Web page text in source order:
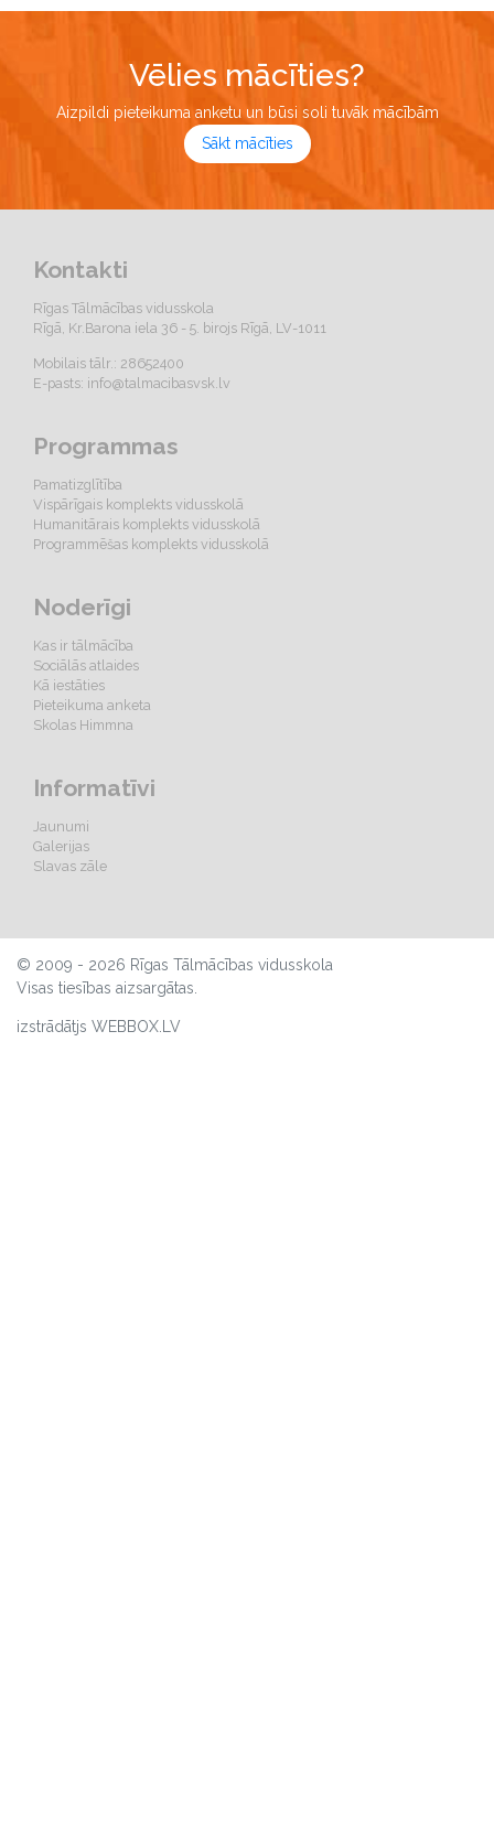
Vēlies mācīties?
Aizpildi pieteikuma anketu un būsi soli tuvāk mācībām
Sākt mācīties
Kontakti
Rīgas Tālmācības vidusskola
Rīgā, Kr.Barona iela 36 - 5. birojs Rīgā, LV-1011
Mobilais tālr.: 28652400
E-pasts: info@talmacibasvsk.lv
Programmas
Pamatizglītība
Vispārīgais komplekts vidusskolā
Humanitārais komplekts vidusskolā
Programmēšas komplekts vidusskolā
Noderīgi
Kas ir tālmācība
Sociālās atlaides
Kā iestāties
Pieteikuma anketa
Skolas Himmna
Informatīvi
Jaunumi
Galerijas
Slavas zāle
© 2009 - 2026 Rīgas Tālmācības vidusskola
Visas tiesības aizsargātas.
izstrādātjs WEBBOX.LV